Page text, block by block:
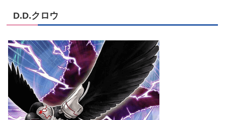
D.D.クロウ